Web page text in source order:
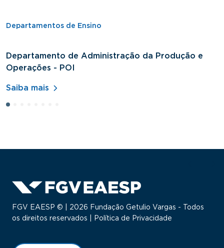
Departamentos de Ensino
Departamento de Administração da Produção e
Operações - POI
Saiba mais
FGV EAESP © | 2026 Fundação Getulio Vargas - Todos
os direitos reservados |
Política de Privacidade